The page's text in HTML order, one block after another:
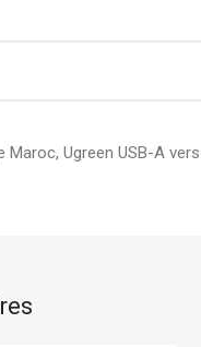
Maroc, Ugreen USB-A